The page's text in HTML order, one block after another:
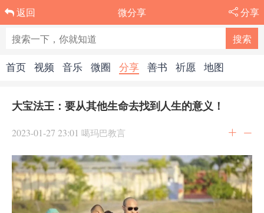
返回 微分享 分享
首页 视频 音乐 微圈 分享 善书 祈愿 地图
大宝法王：要从其他生命去找到人生的意义！
2023-01-27 23:01 噶玛巴教言